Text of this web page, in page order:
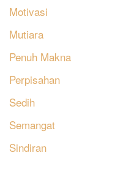
Motivasi
Mutiara
Penuh Makna
Perpisahan
Sedih
Semangat
Sindiran